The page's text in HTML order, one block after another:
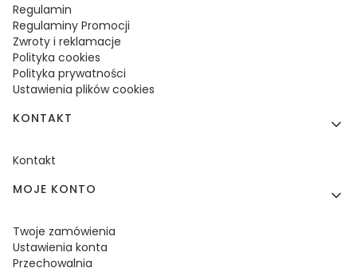
Regulamin
Regulaminy Promocji
Zwroty i reklamacje
Polityka cookies
Polityka prywatności
Ustawienia plików cookies
KONTAKT
Kontakt
MOJE KONTO
Twoje zamówienia
Ustawienia konta
Przechowalnia